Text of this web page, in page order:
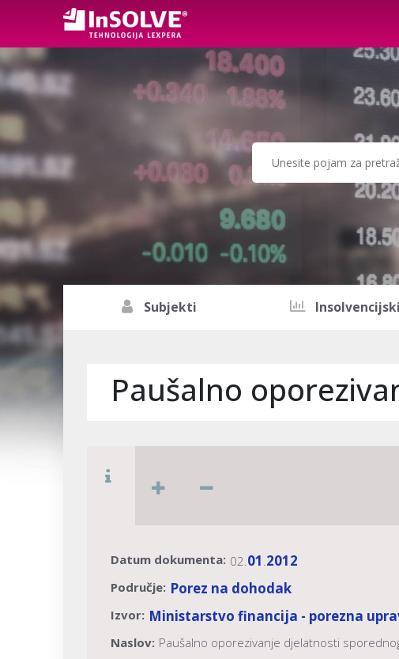
Subjekti Insolvencijski
Paušalno
Datum dokumenta: 02.01 .2012
Područje: Porez na dohodak
Izvor: Ministarstvo financija - porezna
Naslov: Paušalno oporezivanje djelatnosti